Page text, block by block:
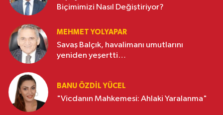
Biçimimizi Nasıl Değiştiriyor?
MEHMET YOLYAPAR
Savaş Balçık, havalimanı umutlarını
yeniden yeşertti…
BANU ÖZDİL YÜCEL
"Vicdanın Mahkemesi: Ahlaki Yaralanma"